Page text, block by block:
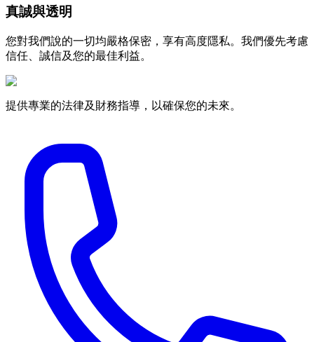
真誠與透明
您對我們說的一切均嚴格保密，享有高度隱私。我們優先考慮
信任、誠信及您的最佳利益。
提供專業的法律及財務指導，以確保您的未來。